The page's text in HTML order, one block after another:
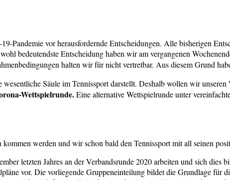
Pandemie vor herausfordernde Entscheidungen. Alle bisherigen
bedeutendste Entscheidung haben wir am vergangenen
halten wir für nicht vertretbar. Aus diesem Grund
Säule im Tennissport darstellt. Deshalb wollen wir
Wettspielrunde.Eine alternative Wettspielrunde unter
werden und wir schon bald den Tennissport mit all seinen
letzten Jahres an der Verbandsrunde 2020 arbeiten und sich
vor. Die vorliegende Gruppeneinteilung bildet die Grundlage für